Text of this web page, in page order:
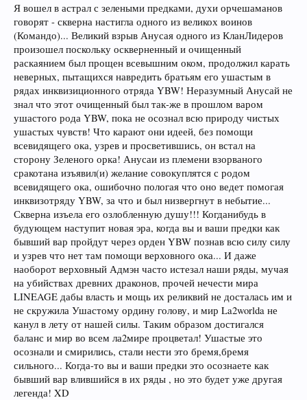
Я вошел в астрал с зелеными предками, духи орчешаманов
говорят - скверна настигла одного из великох воинов
(Командо)... Великий взрыв Анусая одного из КланЛидеров
произошел поскольку оскверненный и очищенный
раскаянием был прощен всевышним оком, продолжил карать
неверных, пытащихся навредить братьям его ушастым в
рядах инквизиционного отряда YBW! Неразумный Анусай не
знал что этот очищенный был так-же в прошлом варом
ушастого рода YBW, пока не осознал всю природу чистых
ушастых чувств! Что карают они идеей, без помощи
всевидящего ока, узрев и просветившись, он встал на
сторону Зеленого орка! Анусаи из племени взорваного
сракотана изъявил(и) желание совокуплятся с родом
всевидящего ока, ошибочно пологая что оно ведет помогая
инквизотряду YBW, за что и был низвергнут в небытие...
Скверна изъела его озлобленную душу!!! Когданибудь в
будующем наступит новая эра, когда вы и ваши предки как
бывший вар пройдут через орден YBW познав всю силу силу
и узрев что нет там помощи верховного ока... И даже
наоборот верховный Адмэн часто истезал наши ряды, мучая
на убийствах древних драконов, прочей нечести мира
LINEAGE дабы власть и мощь их реликвий не досталась им и
не скружила Ушастому ордину голову, и мир La2worlda не
канул в лету от нашей силы. Таким образом достигался
баланс и мир во всем ла2мире процветал! Ушастые это
осознали и смирились, стали нести это бремя,бремя
сильного... Когда-то вы и ваши предки это осознаете как
бывший вар влившийся в их ряды , но это будет уже другая
легенда! XD